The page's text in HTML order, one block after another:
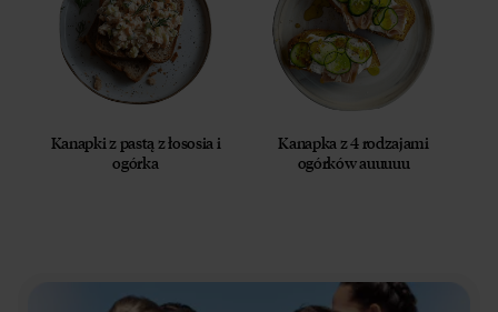
Kanapki z pastą z łososia i
ogórka
Kanapka z 4 rodzajami
ogórków auuuuu